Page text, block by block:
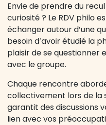
Envie de prendre du
curiosité ? Le RDV philo
échanger autour d’une
besoin d’avoir étudié la
plaisir de se questionner
avec le groupe.
Chaque rencontre
collectivement lors de la
garantit des discussions
lien avec vos